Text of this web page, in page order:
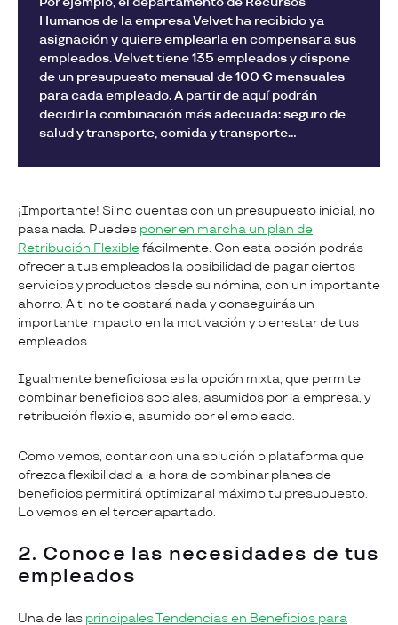
Humanosde la empresa Velvet ha recibido ya
asignación y quiere emplearla en compensar a sus
empleados. Velvet tiene 135 empleados y dispone
de un presupuesto mensual de 100 € mensuales
para cada empleado. A partir de aquí podrán
decidir la combinación más adecuada: seguro de
salud y transporte, comida y transporte…
¡Importante! Si no cuentas con un presupuesto inicial, no
pasa nada. Puedes poner en marcha un plan de
Retribución Flexiblefácilmente. Con esta opción podrás
ofrecer a tus empleados la posibilidad de pagar ciertos
servicios y productos desde su nómina, con un importante
ahorro. A ti no te costará nada y conseguirás un
importante impacto en la motivación y bienestar de tus
empleados.
Igualmente beneficiosa es la opción mixta, que permite
combinar beneficios sociales, asumidos por la empresa, y
retribución flexible, asumido por el empleado.
Como vemos, contar con una solución o plataforma que
ofrezca flexibilidad a la hora de combinar planes de
beneficios permitirá optimizar al máximo tu presupuesto.
Lo vemos en el tercer apartado.
2. Conoce las necesidades de tus
empleados
Una de las principales Tendencias en Beneficios para